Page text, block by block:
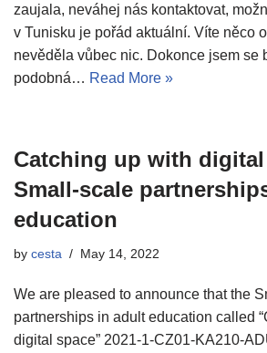
zaujala, neváhej nás kontaktovat,
v Tunisku je pořád aktuální. Víte něco
nevěděla vůbec nic. Dokonce jsem se
podobná… Read More »
Catching up with digital
Small-scale
education
by cesta May 14, 2022
We are pleased to announce that the
partnerships in adult education called
digital space” 2021-1-CZ01-KA210-